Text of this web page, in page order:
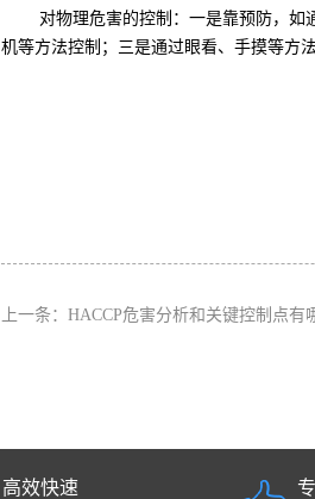
对物理危害的控制：一是靠预防，如通
机等方法控制；三是通过眼看、手摸等方
上一条： HACCP危害分析和关键控制点有哪
高效快速